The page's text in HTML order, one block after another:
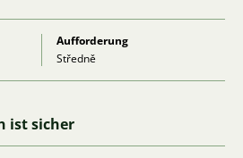
Aufforderung
Středně
ist sicher